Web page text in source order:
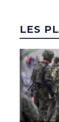
LES